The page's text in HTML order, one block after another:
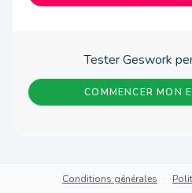
Tester Geswork
COMMENCER MON
Conditions générales ·